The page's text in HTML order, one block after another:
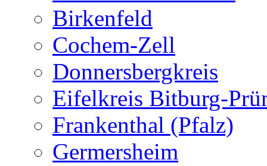
Birkenfeld
Cochem-Zell
Donnersbergkreis
Eifelkreis Bitburg-
Frankenthal (Pfalz)
Germersheim